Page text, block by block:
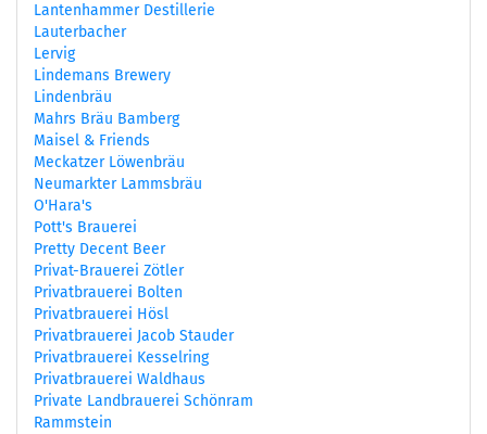
Lantenhammer Destillerie
Lauterbacher
Lervig
Lindemans Brewery
Lindenbräu
Mahrs Bräu Bamberg
Maisel & Friends
Meckatzer Löwenbräu
Neumarkter Lammsbräu
O'Hara's
Pott's Brauerei
Pretty Decent Beer
Privat-Brauerei Zötler
Privatbrauerei Bolten
Privatbrauerei Hösl
Privatbrauerei Jacob Stauder
Privatbrauerei Kesselring
Privatbrauerei Waldhaus
Private Landbrauerei Schönram
Rammstein